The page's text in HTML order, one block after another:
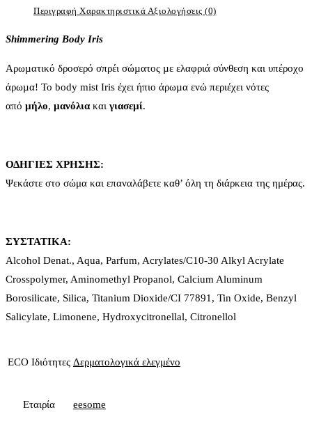
Περιγραφή Χαρακτηριστικά Αξιολογήσεις (0)
Shimmering Body Iris
Αρωµατικό δροσερό σπρέι σώµατος µε ελαφριά σύνθεση και υπέροχο
άρωµα! Το body mist Iris έχει ήπιο άρωµα ενώ περιέχει νότες
από µήλο, µανόλιακαι γιασεµί.
ΟΔΗΓΙΕΣ ΧΡΗΣΗΣ:
Ψεκάστε στο σώμα και επαναλάβετε καθ’ όλη τη διάρκεια της ημέρας.
ΣΥΣΤΑΤΙΚΑ:
Alcohol Denat., Aqua, Parfum, Acrylates/C10-30 Alkyl Acrylate
Crosspolymer, Aminomethyl Propanol, Calcium Aluminum
Borosilicate, Silica, Titanium Dioxide/CI 77891, Tin Oxide, Benzyl
Salicylate, Limonene, Hydroxycitronellal, Citronellol
ECO Ιδιότητες Δερματολογικά ελεγμένο
Εταιρία eesome